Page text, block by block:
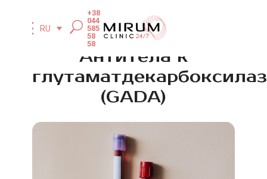
RU
+38
044
585
58
58
Антитела к
(GADА)